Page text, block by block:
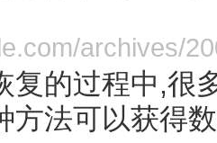
archives/
复的过程中,很
方法可以获得